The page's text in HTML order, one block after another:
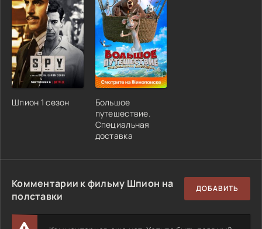
Шпион 1 сезон
Большое
путешествие.
Специальная
доставка
Комментарии к фильму Шпион на
полставки
ДОБАВИТЬ